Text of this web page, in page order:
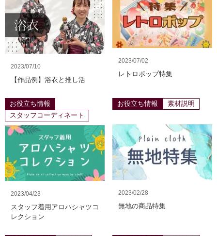
2023/07/10
【作品例】浴衣と推し活
2023/07/02
レトロポップ特集
お役立ち情報
スタッフコーディネート
2023/04/23
スタッフ着用アロハシャツコ
レクション
お役立ち情報 素材説明
2023/02/28
無地の商品特集